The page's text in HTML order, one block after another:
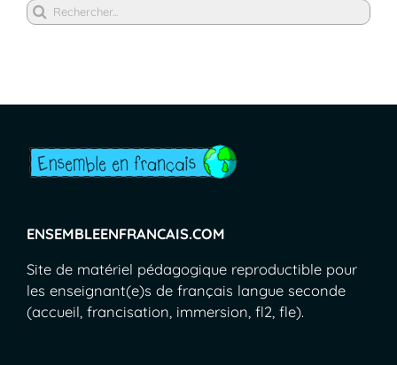
Rechercher
ENSEMBLEENFRANCAIS.COM
Site de matériel pédagogique reproductible pour
les enseignant(e)s de français langue seconde
(accueil, francisation, immersion, fl2, fle).